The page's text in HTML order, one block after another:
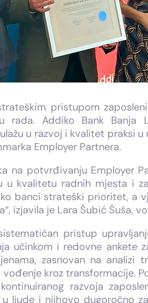
pristupom
rada. Addiko Bank
u razvoj i kvalitet praksi
Employer Partnera.
na potvrđivanju Employer
u kvalitetu radnih mjesta i
banci strateški prioritet,
izjavila je Lara Šubić Šuša,
pristup
učinkom i redovne ankete
zasnovan na
kroz transformacije.
razvoja
ljude i njihovo dugoročno